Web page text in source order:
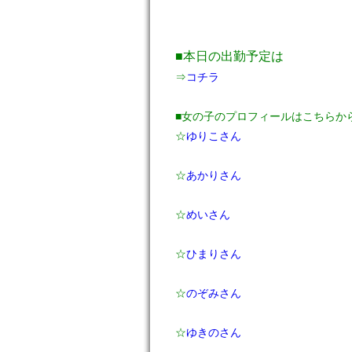
■本日の出勤予定は
⇒コチラ
■女の子のプロフィールはこちらか
☆ゆりこさん
☆あかりさん
☆めいさん
☆ひまりさん
☆のぞみさん
☆ゆきのさん